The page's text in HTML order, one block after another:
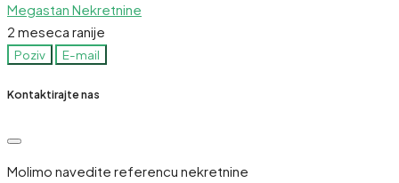
Megastan Nekretnine
2 meseca ranije
Poziv E-mail
Kontaktirajte nas
Molimo navedite referencu nekretnine